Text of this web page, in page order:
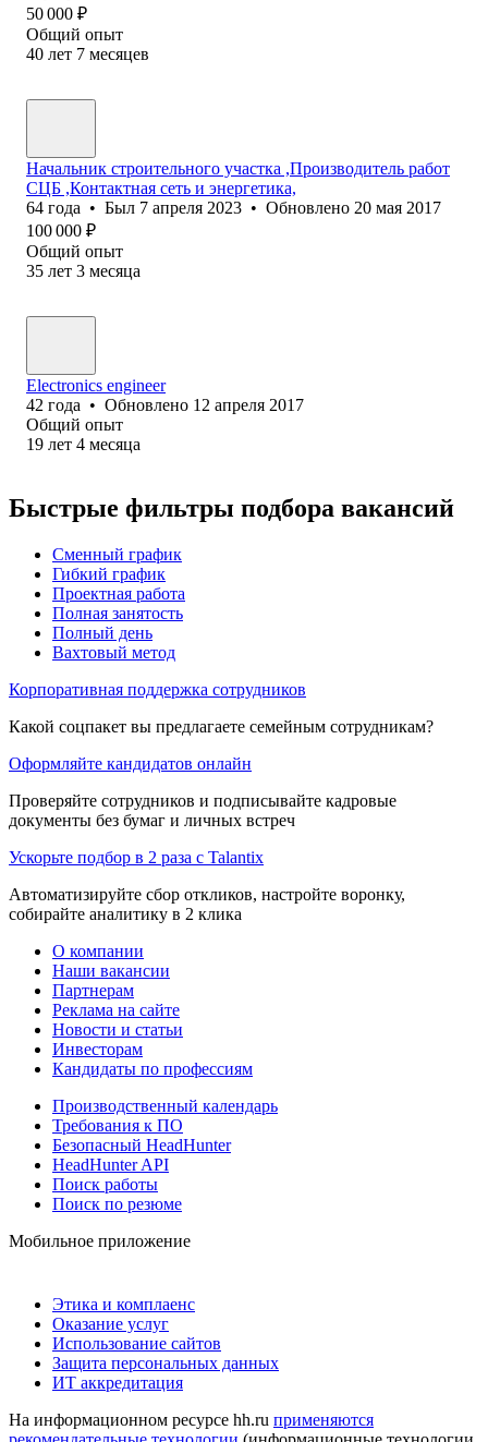
50 000 ₽
Общий опыт
40 лет 7 месяцев
Начальник строительного участка ,Производитель работ
СЦБ ,Контактная сеть и энергетика,
64 года • Был 7 апреля 2023 • Обновлено 20 мая 2017
100 000 ₽
Общий опыт
35 лет 3 месяца
Electronics engineer
42 года • Обновлено 12 апреля 2017
Общий опыт
19 лет 4 месяца
Быстрые фильтры подбора вакансий
Сменный график
Гибкий график
Проектная работа
Полная занятость
Полный день
Вахтовый метод
Корпоративная поддержка сотрудников
Какой соцпакет вы предлагаете семейным сотрудникам?
Оформляйте кандидатов онлайн
Проверяйте сотрудников и подписывайте кадровые
документы без бумаг и личных встреч
Ускорьте подбор в 2 раза с Talantix
Автоматизируйте сбор откликов, настройте воронку,
собирайте аналитику в 2 клика
О компании
Наши вакансии
Партнерам
Реклама на сайте
Новости и статьи
Инвесторам
Кандидаты по профессиям
Производственный календарь
Требования к ПО
Безопасный HeadHunter
HeadHunter API
Поиск работы
Поиск по резюме
Мобильное приложение
Этика и комплаенс
Оказание услуг
Использование сайтов
Защита персональных данных
ИТ аккредитация
На информационном ресурсе hh.ru применяются